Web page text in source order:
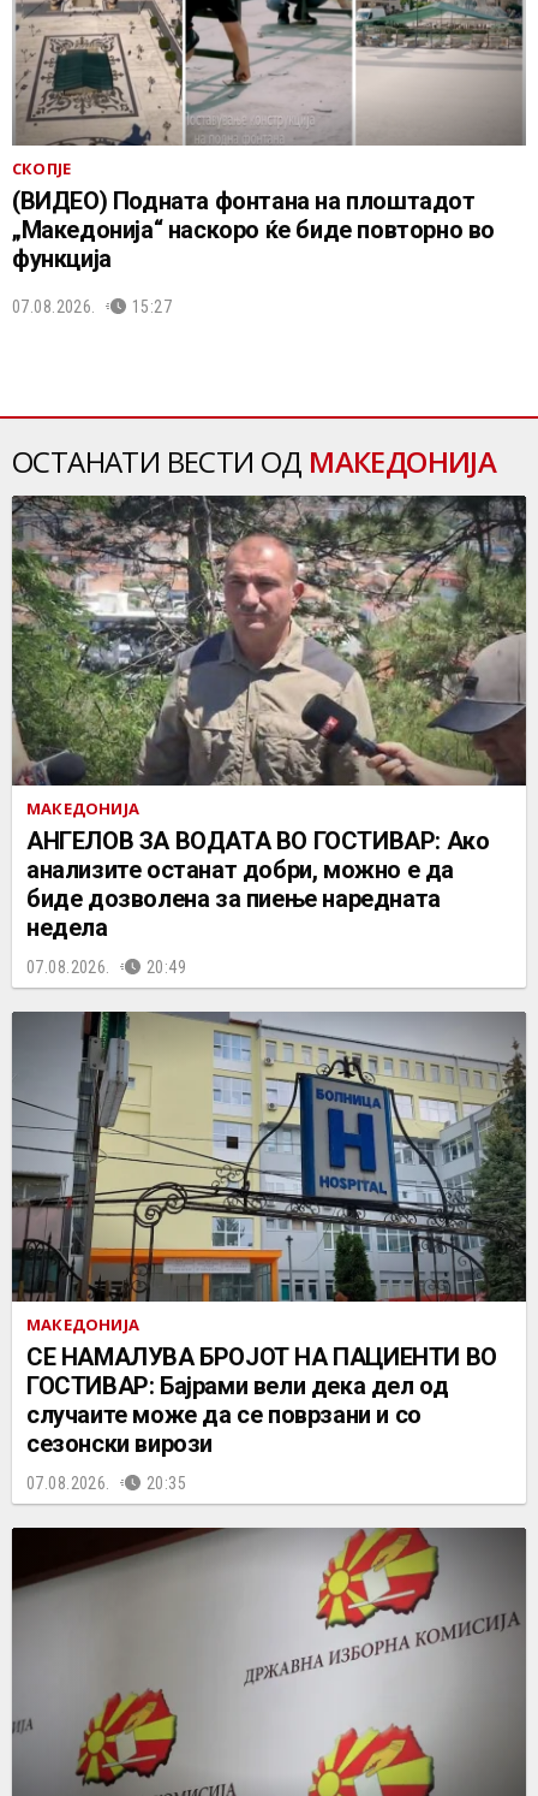
СКОПЈЕ
(ВИДЕО) Подната фонтана на плоштадот
„Македонија“ наскоро ќе биде повторно во
функција
07.08.2026. 15:27
ОСТАНАТИ ВЕСТИ ОД МАКЕДОНИЈА
МАКЕДОНИЈА
АНГЕЛОВ ЗА ВОДАТА ВО ГОСТИВАР: Ако
анализите останат добри, можно е да
биде дозволена за пиење наредната
недела
07.08.2026. 20:49
МАКЕДОНИЈА
СЕ НАМАЛУВА БРОЈОТ НА ПАЦИЕНТИ ВО
ГОСТИВАР: Бајрами вели дека дел од
случаите може да се поврзани и со
сезонски вирози
07.08.2026. 20:35